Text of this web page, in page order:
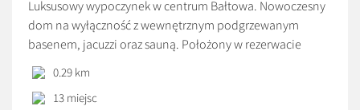
Luksusowy wypoczynek w centrum Bałtowa. Nowoczesny
dom na wyłączność z wewnętrznym podgrzewanym
basenem, jacuzzi oraz sauną. Położony w rezerwacie
Modrzewie, u podnóża skarpy, nowoczesny, ekologiczny,
luksusowy dom o powierzchni 170 m2, z klimatyzacją i
rekuperacją, który komfortowo pomieści 13 osób. Na
0.29 km
13 miejsc